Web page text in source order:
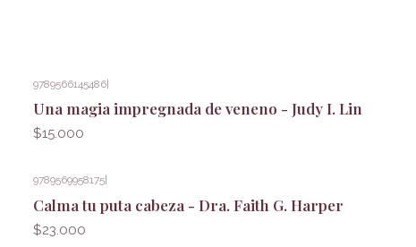
9789566145486|
Una magia impregnada de veneno - Judy I. Lin
$15.000
9789569958175|
Calma tu puta cabeza - Dra. Faith G. Harper
$23.000